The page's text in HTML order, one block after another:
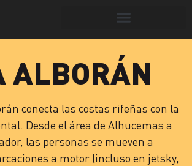
ALBORÁN
conecta las costas rifeñas con la
Desde el área de Alhucemas a
las personas se mueven a
a motor (incluso en jetsky,